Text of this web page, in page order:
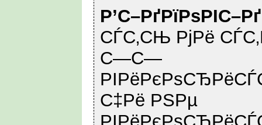
СЃС‚СЊ РјРё
С—С—
С‡Рё РЅРµ